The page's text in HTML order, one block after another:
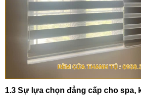
1.3 Sự lựa chọn đẳng cấp cho spa,